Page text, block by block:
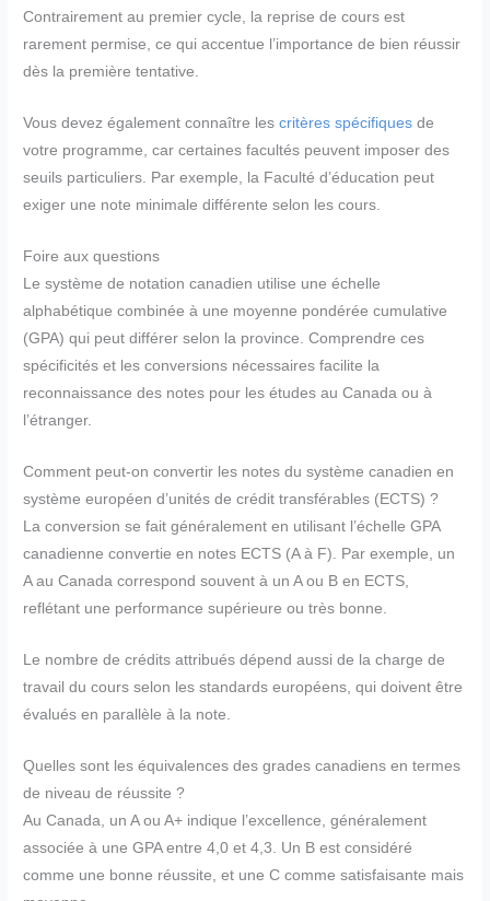
Contrairement au premier cycle, la reprise de cours est
rarement permise, ce qui accentue l’importance de bien réussir
dès la première tentative.
Vous devez également connaître lescritères spécifiques de
votre programme, car certaines facultés peuvent imposer des
seuils particuliers. Par exemple, la Faculté d’éducation peut
exiger une note minimale différente selon les cours.
Foire aux questions
Le système de notation canadien utilise une échelle
alphabétique combinée à une moyenne pondérée cumulative
(GPA) qui peut différer selon la province. Comprendre ces
spécificités et les conversions nécessaires facilite la
reconnaissance des notes pour les études au Canada ou à
l’étranger.
Comment peut-on convertir les notes du système canadien en
système européen d’unités de crédit transférables (ECTS) ?
La conversion se fait généralement en utilisant l’échelle GPA
canadienne convertie en notes ECTS (A à F). Par exemple, un
A au Canada correspond souvent à un A ou B en ECTS,
reflétant une performance supérieure ou très bonne.
Le nombre de crédits attribués dépend aussi de la charge de
travail du cours selon les standards européens, qui doivent être
évalués en parallèle à la note.
Quelles sont les équivalences des grades canadiens en termes
de niveau de réussite ?
Au Canada, un A ou A+ indique l’excellence, généralement
associée à une GPA entre 4,0 et 4,3. Un B est considéré
comme une bonne réussite, et une C comme satisfaisante mais